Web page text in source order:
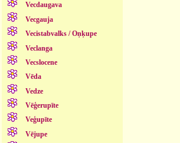
Vecdaugava
Vecgauja
Vecistabvalks / Oņķupe
Veclanga
Vecslocene
Vēda
Vedze
Vēģerupīte
Veģupīte
Vējupe